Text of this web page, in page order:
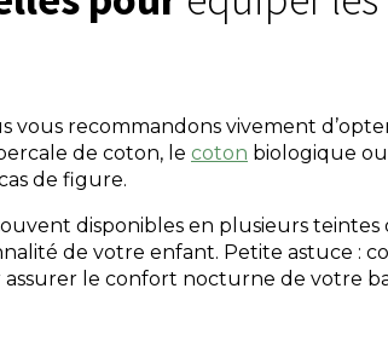
vous recommandons vivement
de coton, le coton biologique
de figure.
disponibles en plusieurs teintes
de votre enfant. Petite astuce :
le confort nocturne de votre